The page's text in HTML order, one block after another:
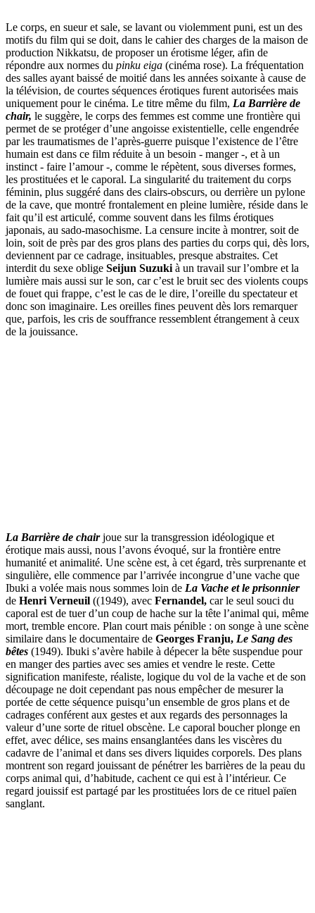
Le corps, en sueur et sale, se lavant ou violemment puni, est un des
motifs du film qui se doit, dans le cahier des charges de la maison de
production Nikkatsu, de proposer un érotisme léger, afin de
répondre aux normes du pinku eiga (cinéma rose). La fréquentation
des salles ayant baissé de moitié dans les années soixante à cause de
la télévision, de courtes séquences érotiques furent autorisées mais
uniquement pour le cinéma. Le titre même du film, La Barrière de
chair, le suggère, le corps des femmes est comme une frontière qui
permet de se protéger d’une angoisse existentielle, celle engendrée
par les traumatismes de l’après-guerre puisque l’existence de l’être
humain est dans ce film réduite à un besoin - manger -, et à un
instinct - faire l’amour -, comme le répètent, sous diverses formes,
les prostituées et le caporal. La singularité du traitement du corps
féminin, plus suggéré dans des clairs-obscurs, ou derrière un pylone
de la cave, que montré frontalement en pleine lumière, réside dans le
fait qu’il est articulé, comme souvent dans les films érotiques
japonais, au sado-masochisme. La censure incite à montrer, soit de
loin, soit de près par des gros plans des parties du corps qui, dès lors,
deviennent par ce cadrage, insituables, presque abstraites. Cet
interdit du sexe oblige Seijun Suzuki à un travail sur l’ombre et la
lumière mais aussi sur le son, car c’est le bruit sec des violents coups
de fouet qui frappe, c’est le cas de le dire, l’oreille du spectateur et
donc son imaginaire. Les oreilles fines peuvent dès lors remarquer
que, parfois, les cris de souffrance ressemblent étrangement à ceux
de la jouissance.
La Barrière de chair joue sur la transgression idéologique et
érotique mais aussi, nous l’avons évoqué, sur la frontière entre
humanité et animalité. Une scène est, à cet égard, très surprenante et
singulière, elle commence par l’arrivée incongrue d’une vache que
Ibuki a volée mais nous sommes loin de La Vache et le prisonnier
de Henri Verneuil ((1949), avec Fernandel, car le seul souci du
caporal est de tuer d’un coup de hache sur la tête l’animal qui, même
mort, tremble encore. Plan court mais pénible : on songe à une scène
similaire dans le documentaire de Georges Franju, Le Sang des
bêtes (1949). Ibuki s’avère habile à dépecer la bête suspendue pour
en manger des parties avec ses amies et vendre le reste. Cette
signification manifeste, réaliste, logique du vol de la vache et de son
découpage ne doit cependant pas nous empêcher de mesurer la
portée de cette séquence puisqu’un ensemble de gros plans et de
cadrages conférent aux gestes et aux regards des personnages la
valeur d’une sorte de rituel obscène. Le caporal boucher plonge en
effet, avec délice, ses mains ensanglantées dans les viscères du
cadavre de l’animal et dans ses divers liquides corporels. Des plans
montrent son regard jouissant de pénétrer les barrières de la peau du
corps animal qui, d’habitude, cachent ce qui est à l’intérieur. Ce
regard jouissif est partagé par les prostituées lors de ce rituel païen
sanglant.